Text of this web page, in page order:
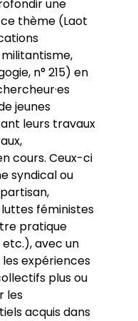
une
thème (Laot
n° 215) en
jeunes
leurs travaux
cours. Ceux-ci
syndical ou
féministes
pratique
avec un
expériences
plus ou
les
acquis dans